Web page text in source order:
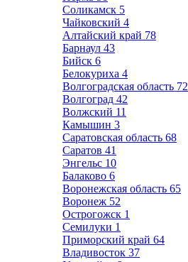
Соликамск 5
Чайковский 4
Алтайский край 78
Барнаул 43
Бийск 6
Белокуриха 4
Волгоградская область 72
Волгоград 42
Волжский 11
Камышин 3
Саратовская область 68
Саратов 41
Энгельс 10
Балаково 6
Воронежская область 65
Воронеж 52
Острогожск 1
Семилуки 1
Приморский край 64
Владивосток 37